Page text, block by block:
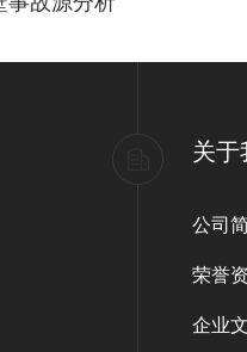
关于
公司
荣誉
企业